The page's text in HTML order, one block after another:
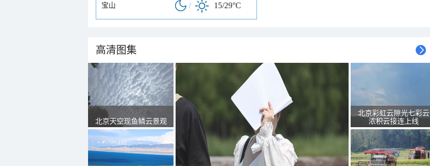
宝山 / 15/29°C
高清图集
北京天空现鱼鳞云景观
北京彩虹云隙光七彩云
浓积云接连上线